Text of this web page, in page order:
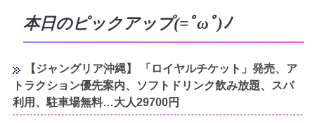
本日のピックアップ(=ﾟωﾟ)ﾉ
【ジャングリア沖縄】 「ロイヤルチケット」発売、ア
トラクション優先案内、ソフトドリンク飲み放題、スパ
利用、駐車場無料…大人29700円